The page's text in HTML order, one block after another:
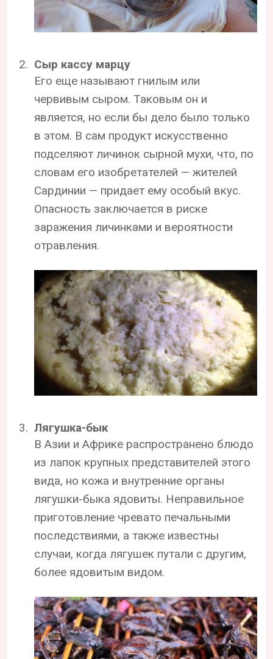
Сыр кассу марцу
Его еще называют гнилым или
червивым сыром. Таковым он и
является, но если бы дело было только
в этом. В сам продукт искусственно
подселяют личинок сырной мухи, что, по
словам его изобретателей — жителей
Сардинии — придает ему особый вкус.
Опасность заключается в риске
заражения личинками и вероятности
отравления.
Лягушка-бык
В Азии и Африке распространено блюдо
из лапок крупных представителей этого
вида, но кожа и внутренние органы
лягушки-быка ядовиты. Неправильное
приготовление чревато печальными
последствиями, а также известны
случаи, когда лягушек путали с другим,
более ядовитым видом.